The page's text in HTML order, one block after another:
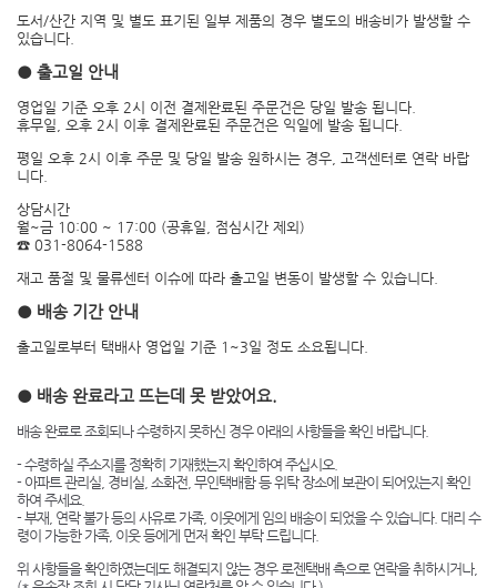
도서/산간 지역 및 별도 표기된 일부 제품의 경우 별도의 배송비가 발생할 수
있습니다.
● 출고일 안내
영업일 기준 오후 2시 이전 결제완료된 주문건은 당일 발송 됩니다.
휴무일, 오후 2시 이후 결제완료된 주문건은 익일에 발송 됩니다.
평일 오후 2시 이후 주문 및 당일 발송 원하시는 경우, 고객센터로 연락 바랍
니다.
상담시간
월~금 10:00 ~ 17:00 (공휴일, 점심시간 제외)
☎ 031-8064-1588
재고 품절 및 물류센터 이슈에 따라 출고일 변동이 발생할 수 있습니다.
● 배송 기간 안내
출고일로부터 택배사 영업일 기준 1~3일 정도 소요됩니다.
● 배송 완료라고 뜨는데 못 받았어요.
배송 완료로 조회되나 수령하지 못하신 경우 아래의 사항들을 확인 바랍니다.
- 수령하실 주소지를 정확히 기재했는지 확인하여 주십시오.
- 아파트 관리실, 경비실, 소화전, 무인택배함 등 위탁 장소에 보관이 되어있는지 확인
하여 주세요.
- 부재, 연락 불가 등의 사유로 가족, 이웃에게 임의 배송이 되었을 수 있습니다. 대리 수
령이 가능한 가족, 이웃 등에게 먼저 확인 부탁 드립니다.
위 사항들을 확인하였는데도 해결되지 않는 경우 로젠택배 측으로 연락을 취하시거나,